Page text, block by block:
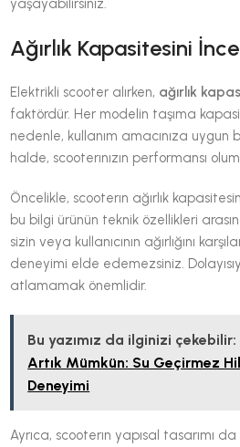
yaşayabilirsiniz.
Ağırlık Kapasitesini
Elektrikli scooter alırken, ağırlık
faktördür. Her modelin taşıma
nedenle, kullanım amacınıza uygun
halde, scooterınızın performansı
Öncelikle, scooterın ağırlık
bu bilgi ürünün teknik özellikleri
sizin veya kullanıcının ağırlığını
deneyimi elde edemezsiniz.
atlamamak önemlidir.
Bu yazımız da ilginizi çekebilir:
Artık Mümkün: Su Geçirmez
Deneyimi
Ayrıca, scooterın yapısal tasarımı